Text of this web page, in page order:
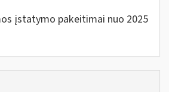
įstatymo pakeitimai nuo 2025